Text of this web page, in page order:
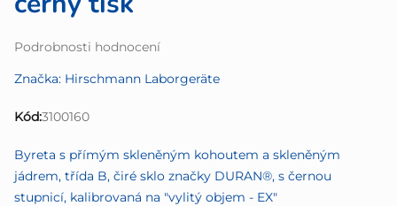
Průměrné
produktu
0,0
hvězdiček.
Podrobnosti hodnocení
Značka: Hirschmann Laborgeräte
Kód:3100160
Byreta s přímým skleněným kohoutem a skleněným
jádrem, třída B, čiré sklo značky DURAN®, s černou
stupnicí, kalibrovaná na "vylitý objem - EX"